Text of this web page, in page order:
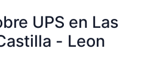
UPS en Las
- Leon